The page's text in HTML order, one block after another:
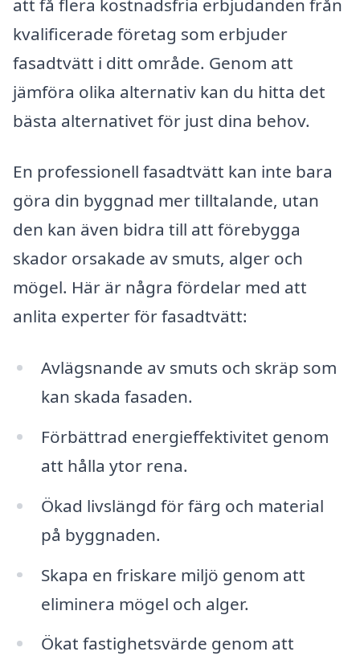
kvalificerade företag som erbjuder
fasadtvätt i ditt område. Genom att
jämföra olika alternativ kan du hitta det
bästa alternativet för just dina behov.
En professionell fasadtvätt kan inte bara
göra din byggnad mer tilltalande, utan
den kan även bidra till att förebygga
skador orsakade av smuts, alger och
mögel. Här är några fördelar med att
anlita experter för fasadtvätt:
Avlägsnande av smuts och skräp som
kan skada fasaden.
Förbättrad energieffektivitet genom
att hålla ytor rena.
Ökad livslängd för färg och material
på byggnaden.
Skapa en friskare miljö genom att
eliminera mögel och alger.
Ökat fastighetsvärde genom att